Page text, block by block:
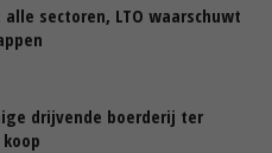
sectoren, LTO waarschuwt
drijvende boerderij ter